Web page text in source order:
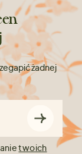
żadnej
twoich